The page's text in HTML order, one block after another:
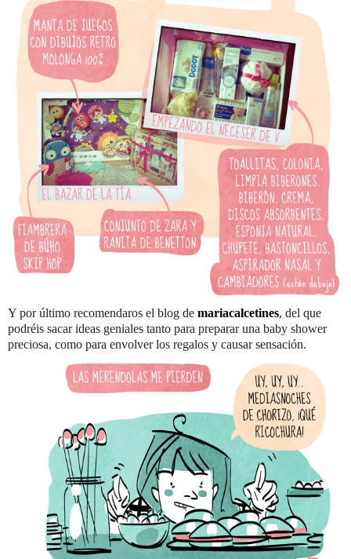
Y por último recomendaros el blog de mariacalcetines, del que
podréis sacar ideas geniales tanto para preparar una baby shower
preciosa, como para envolver los regalos y causar sensación.